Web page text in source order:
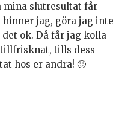
mina slutresultat får
hinner jag, göra jag inte
ok. Då får jag kolla
tills dess
hos er andra! 🙂